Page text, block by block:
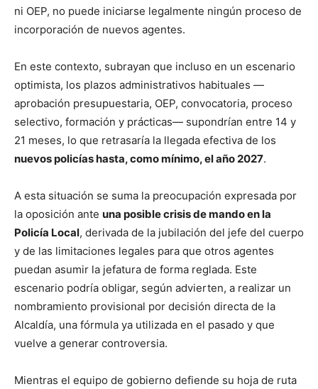
ni OEP, no puede iniciarse legalmente ningún proceso de
incorporación de nuevos agentes.
En este contexto, subrayan que incluso en un escenario
optimista, los plazos administrativos habituales —
aprobación presupuestaria, OEP, convocatoria, proceso
selectivo, formación y prácticas— supondrían entre 14 y
21 meses, lo que retrasaría la llegada efectiva de los
nuevos policías hasta, como mínimo, el año 2027.
A esta situación se suma la preocupación expresada por
la oposición ante una posible crisis de mando en la
Policía Local, derivada de la jubilación del jefe del cuerpo
y de las limitaciones legales para que otros agentes
puedan asumir la jefatura de forma reglada. Este
escenario podría obligar, según advierten, a realizar un
nombramiento provisional por decisión directa de la
Alcaldía, una fórmula ya utilizada en el pasado y que
vuelve a generar controversia.
Mientras el equipo de gobierno defiende su hoja de ruta